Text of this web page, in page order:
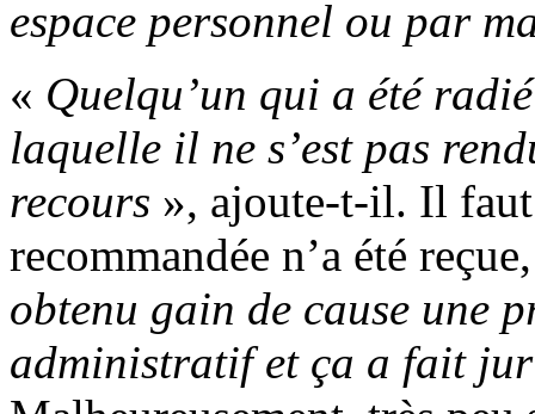
espace personnel ou par
« Quelqu’un qui a été
laquelle il ne s’est pas
recours », ajoute-t-il. Il faut
recommandée n’a été
obtenu gain de cause une
administratif et ça a fait